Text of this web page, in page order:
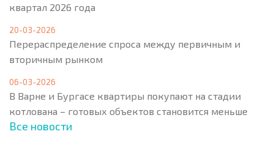
квартал 2026 года
20-03-2026
Перераспределение спроса между первичным и
вторичным рынком
06-03-2026
В Варне и Бургасе квартиры покупают на стадии
котлована – готовых объектов становится меньше
Все новости